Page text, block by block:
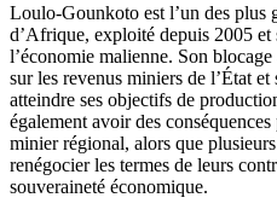
Loulo-Gounkoto est l’un des plus
d’Afrique, exploité depuis 2005 et
l’économie malienne. Son
sur les revenus miniers de l’État
atteindre ses objectifs de
également avoir des
minier régional, alors que
renégocier les termes de leurs
souveraineté économique.